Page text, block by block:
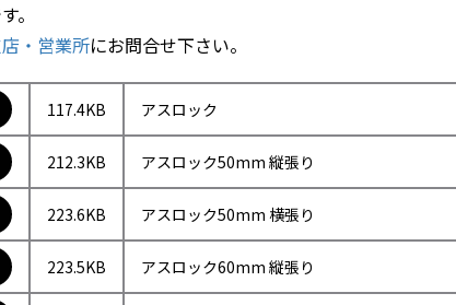
。
・営業所にお問合せ下さい。
117.4KB アスロック
212.3KB アスロック50mm 縦張り
223.6KB アスロック50mm 横張り
223.5KB アスロック60mm 縦張り